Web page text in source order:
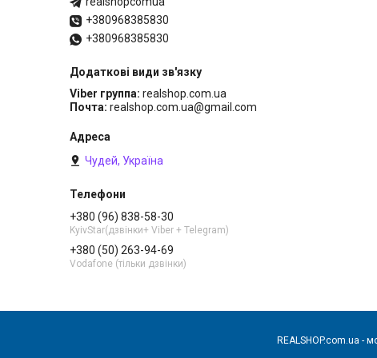
+380968385830
+380968385830
Viber группа realshop.com.ua
Почта realshop.com.ua@gmail.com
Чудей, Україна
+380 (96) 838-58-30
KyivStar(дзвінки+ Viber + Telegram)
+380 (50) 263-94-69
Vodafone (тільки дзвінки)